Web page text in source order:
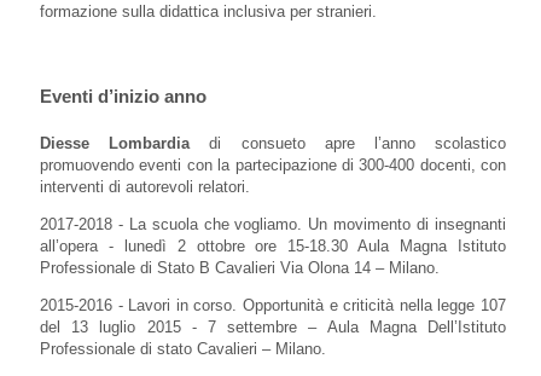
formazione sulla didattica inclusiva per stranieri.
Eventi d’inizio anno
Diesse Lombardiadi consueto apre l’anno scolastico
promuovendo eventi con la partecipazione di 300-400 docenti, con
interventi di autorevoli relatori.
2017-2018 - La scuola che vogliamo. Un movimento di insegnanti
all’opera - lunedì 2 ottobre ore 15-18.30 Aula Magna Istituto
Professionale di Stato B Cavalieri Via Olona 14 – Milano.
2015-2016 - Lavori in corso. Opportunità e criticità nella legge 107
del 13 luglio 2015 - 7 settembre – Aula Magna Dell’Istituto
Professionale di stato Cavalieri – Milano.